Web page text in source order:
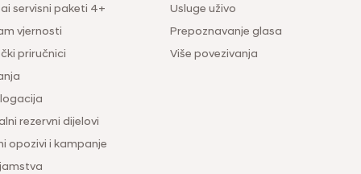
servisni paketi 4+
vjernosti
priručnici
rezervni dijelovi
opozivi i kampanje
Usluge uživo
Prepoznavanje glasa
Više povezivanja